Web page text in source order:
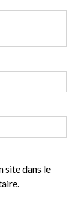
site dans le